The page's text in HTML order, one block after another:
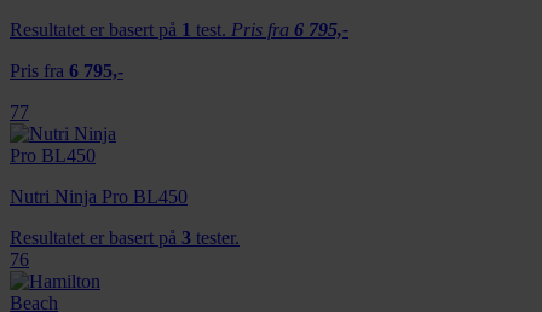
Resultatet er basert på 1 test. Pris fra 6 795,-
Pris fra 6 795,-
77
Nutri Ninja Pro BL450
Resultatet er basert på 3 tester.
76